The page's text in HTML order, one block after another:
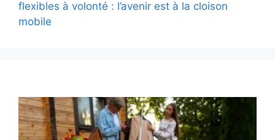
flexibles à volonté : l’avenir est à la cloison
mobile